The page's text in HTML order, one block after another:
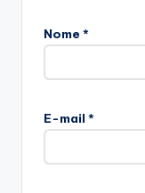
Nome *
E-mail *